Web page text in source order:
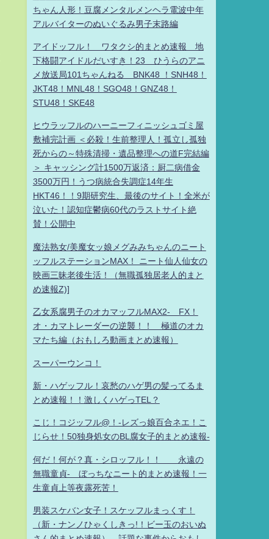
ちゃん人形！豆腐メンタルメンヘラ電波中年
アルバイターのぬいぐるみ男子末路編
アイドッフル！ ワタクシ的まとめ速報 地
下格闘アイドルだいすき！23 ひうらのアニ
メ放送局101ちゃんねる BNK48 ！SNH48！
JKT48！MNL48！SGO48！GNZ48！
STU48！SKE48
ヒウラッフルのハーニーフィニッシュゴミ屋
敷補完計画 ＜必殺！生前整理人！孤立し孤独
死からの～特殊清掃・遺品整理への道F完結編
＞ キャッシング計1500万返済：厨二病借金
3500万円！うつ病統合失調症14年生
HKT46！！9期研究生、最後のサイト！全米が
泣いた！認知症鬱病60代のラストサイト絶
賛！公開中
魔法熟女/美魔女ッ娘メグみみちゃんのニート
ッフルステーションMAX！ ニート仙人仙女の
映画三昧老後生活！（無職孤独居老人的まと
め速報Z)]
乙女系腐男子のオカマッフルMAX2- FX！
オ・カマトレーダーの逆襲！！ 極道のオカ
マたち編（おもしろ動画まとめ速報）
スーパーウンコ！
新・ハゲッフル！哀愁のハゲ男の髪ってるま
とめ速報！！激しくハゲっTEL？
こじ！コジッフル@！-レズっ娘百合ネエ！こ
じらせ！50独身処女のBL腐女子的まとめ速報-
何だ！何が？真・シロッフル！！ 永遠の
無職童貞- ぼっちなニート的まとめ速報！一
生童貞上等夜露死苦！
男装スケバン女子！スケッフルまっくす！
（新・ナンノひゃくしきっ!！ビー玉のおいぬ